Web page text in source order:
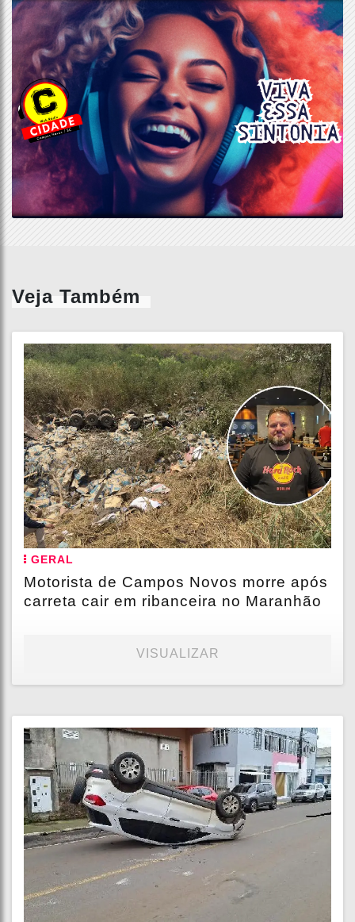
Veja Também
GERAL
Motorista de Campos Novos morre após
carreta cair em ribanceira no Maranhão
VISUALIZAR